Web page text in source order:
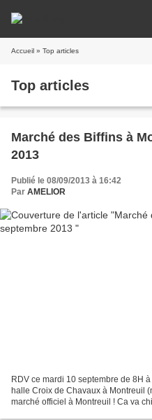
Accueil » Top articles
Top articles
Marché des Biffins à
2013
Publié le 08/09/2013 à 16:42
Par AMELIOR
RDV ce mardi 10 septembre de 8H
halle Croix de Chavaux à Montreuil
marché officiel à Montreuil ! Ca va